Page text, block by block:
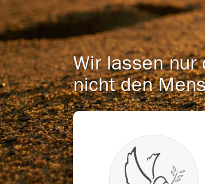
Wir lassen nur
nicht den